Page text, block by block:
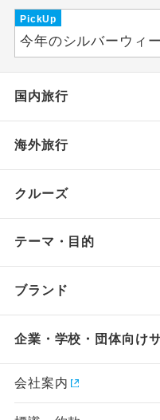
PickUp
今年のシルバーウィ
国内旅行
海外旅行
クルーズ
テーマ・目的
ブランド
企業・学校・団体向け
会社案内